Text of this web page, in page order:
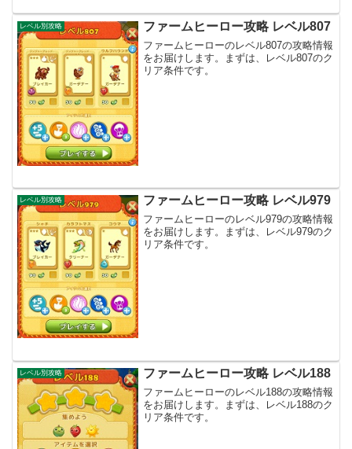
レベル別攻略 ファームヒーロー攻略 レベル807
ファームヒーローのレベル807の攻略情報
をお届けします。まずは、レベル807のク
リア条件です。
レベル別攻略 ファームヒーロー攻略 レベル979
ファームヒーローのレベル979の攻略情報
をお届けします。まずは、レベル979のク
リア条件です。
レベル別攻略 ファームヒーロー攻略 レベル188
ファームヒーローのレベル188の攻略情報
をお届けします。まずは、レベル188のク
リア条件です。